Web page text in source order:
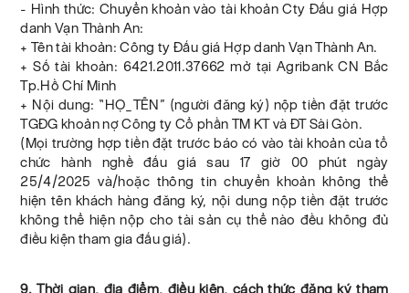
- Hình thức: Chuyển khoản vào tài khoản Cty Đấu giá Hợp
danh Vạn Thành An:
+ Tên tài khoản: Công ty Đấu giá Hợp danh Vạn Thành An.
+ Số tài khoản: 6421.2011.37662 mở tại Agribank CN Bắc
Tp.Hồ Chí Minh
+ Nội dung: “HỌ_TÊN” (người đăng ký) nộp tiền đặt trước
TGĐG khoản nợ Công ty Cổ phần TM KT và ĐT Sài Gòn.
(Mọi trường hợp tiền đặt trước báo có vào tài khoản của tổ
chức hành nghề đấu giá sau 17 giờ 00 phút ngày
25/4/2025 và/hoặc thông tin chuyển khoản không thể
hiện tên khách hàng đăng ký, nội dung nộp tiền đặt trước
không thể hiện nộp cho tài sản cụ thể nào đều không đủ
điều kiện tham gia đấu giá).
9. Thời gian, địa điểm, điều kiện, cách thức đăng ký tham